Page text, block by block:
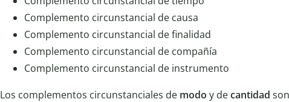
Complemento circunstancial de causa
Complemento circunstancial de finalidad
Complemento circunstancial de compañía
Complemento circunstancial de instrumento
Los complementos circunstanciales de modo y decantidad